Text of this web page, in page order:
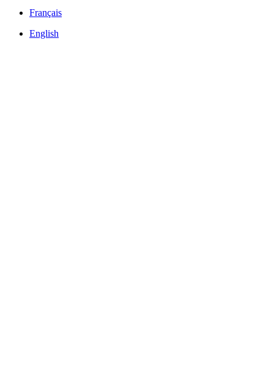
Français
English